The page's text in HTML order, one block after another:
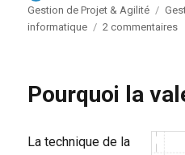
le
Gestion de Projet & Agilité
informatique
2 commentairessur
Pourquoi la
La technique de la